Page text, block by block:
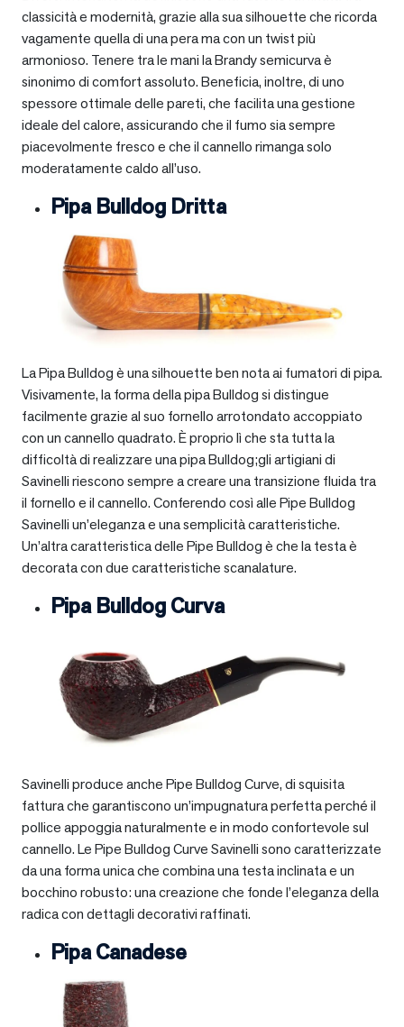
classicità e modernità, grazie alla sua silhouette che ricorda
vagamente quella di una pera ma con un twist più
armonioso. Tenere tra le mani la Brandy semicurva è
sinonimo di comfort assoluto. Beneficia, inoltre, di uno
spessore ottimale delle pareti, che facilita una gestione
ideale del calore, assicurando che il fumo sia sempre
piacevolmente fresco e che il cannello rimanga solo
moderatamente caldo all’uso.
Pipa Bulldog Dritta
La Pipa Bulldog è una silhouette ben nota ai fumatori di pipa.
Visivamente, la forma della pipa Bulldog si distingue
facilmente grazie al suo fornello arrotondato accoppiato
con un cannello quadrato. È proprio lì che sta tutta la
difficoltà di realizzare una pipa Bulldog;gli artigiani di
Savinelli riescono sempre a creare una transizione fluida tra
il fornello e il cannello. Conferendo così alle Pipe Bulldog
Savinelli un’eleganza e una semplicità caratteristiche.
Un’altra caratteristica delle Pipe Bulldog è che la testa è
decorata con due caratteristiche scanalature.
Pipa Bulldog Curva
Savinelli produce anche Pipe Bulldog Curve, di squisita
fattura che garantiscono un’impugnatura perfetta perché il
pollice appoggia naturalmente e in modo confortevole sul
cannello. Le Pipe Bulldog Curve Savinelli sono caratterizzate
da una forma unica che combina una testa inclinata e un
bocchino robusto: una creazione che fonde l’eleganza della
radica con dettagli decorativi raffinati.
Pipa Canadese